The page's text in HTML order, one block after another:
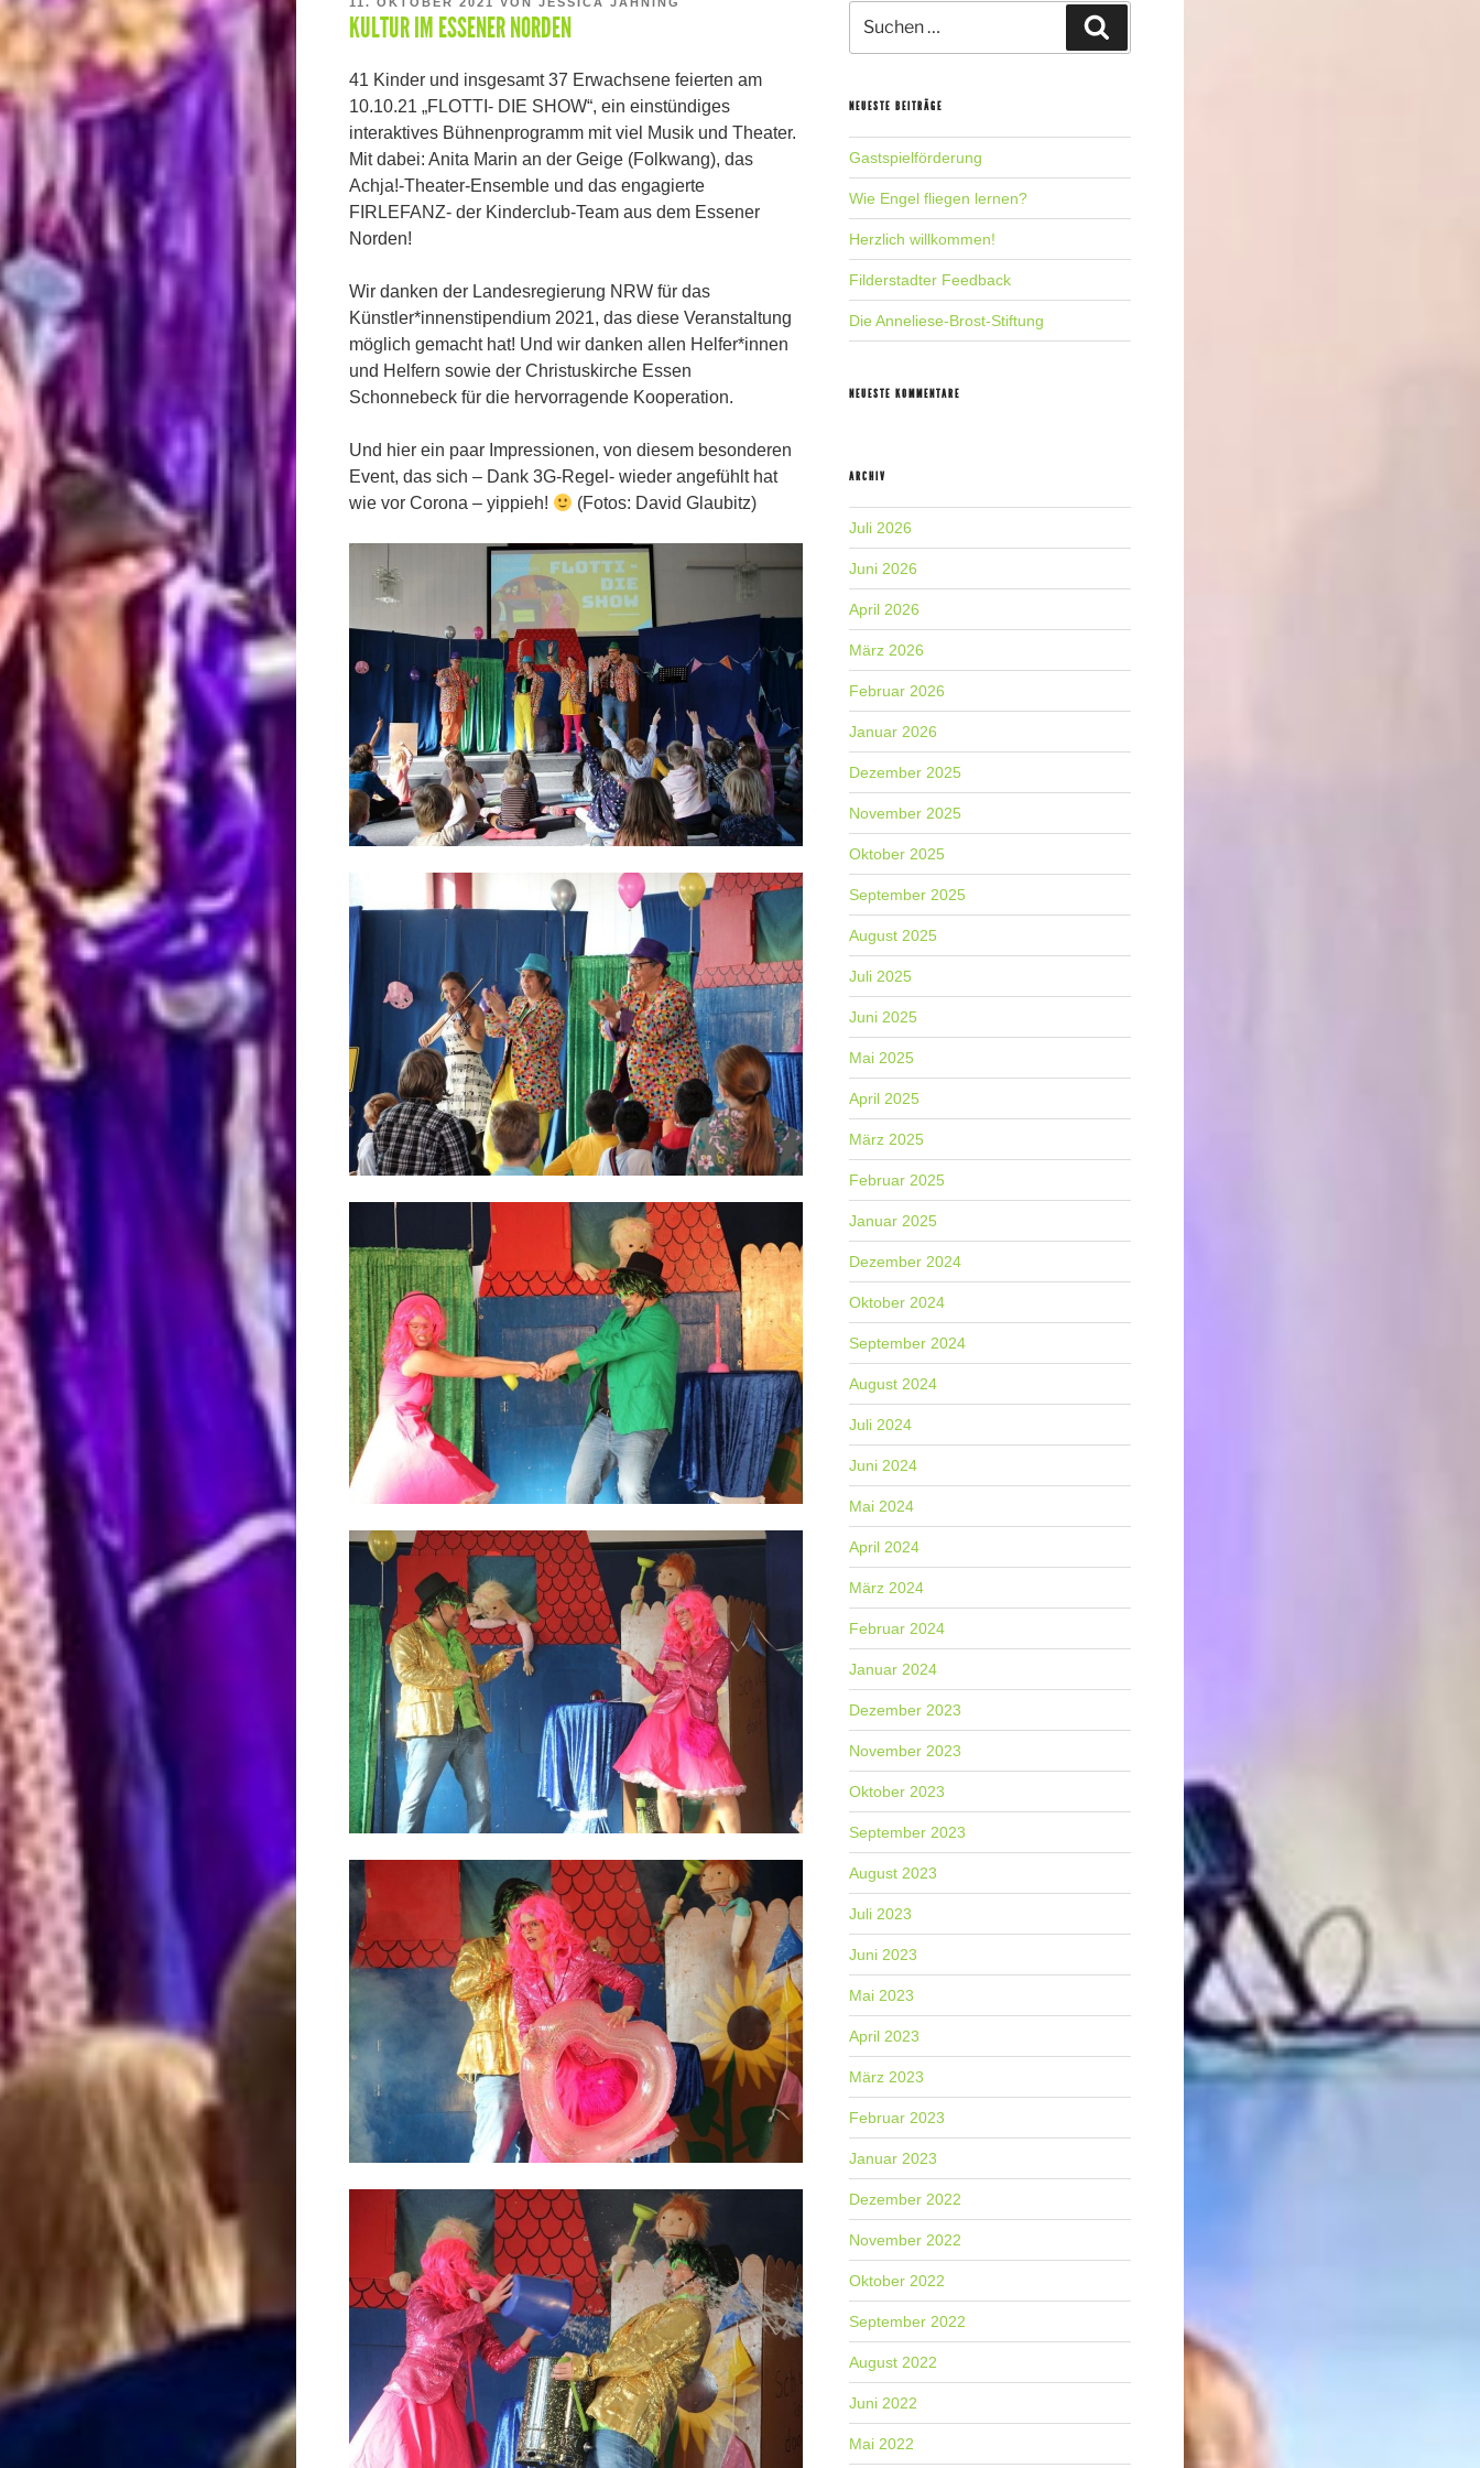
AM
KULTUR IM ESSENER NORDEN
41 Kinder und insgesamt 37 Erwachsene feierten am
10.10.21 „FLOTTI- DIE SHOW“, ein einstündiges
interaktives Bühnenprogramm mit viel Musik und Theater.
Mit dabei: Anita Marin an der Geige (Folkwang), das
Achja!-Theater-Ensemble und das engagierte
FIRLEFANZ- der Kinderclub-Team aus dem Essener
Norden!
Wir danken der Landesregierung NRW für das
Künstler*innenstipendium 2021, das diese Veranstaltung
möglich gemacht hat! Und wir danken allen Helfer*innen
und Helfern sowie der Christuskirche Essen
Schonnebeck für die hervorragende Kooperation.
Und hier ein paar Impressionen, von diesem besonderen
Event, das sich – Dank 3G-Regel- wieder angefühlt hat
wie vor Corona – yippieh!
(Fotos: David Glaubitz)
nach:
NEUESTE BEITRÄGE
Gastspielförderung
Wie Engel fliegen lernen?
Herzlich willkommen!
Filderstadter Feedback
Die Anneliese-Brost-Stiftung
NEUESTE KOMMENTARE
ARCHIV
Juli 2026
Juni 2026
April 2026
März 2026
Februar 2026
Januar 2026
Dezember 2025
November 2025
Oktober 2025
September 2025
August 2025
Juli 2025
Juni 2025
Mai 2025
April 2025
März 2025
Februar 2025
Januar 2025
Dezember 2024
Oktober 2024
September 2024
August 2024
Juli 2024
Juni 2024
Mai 2024
April 2024
März 2024
Februar 2024
Januar 2024
Dezember 2023
November 2023
Oktober 2023
September 2023
August 2023
Juli 2023
Juni 2023
Mai 2023
April 2023
März 2023
Februar 2023
Januar 2023
Dezember 2022
November 2022
Oktober 2022
September 2022
August 2022
Juni 2022
Mai 2022